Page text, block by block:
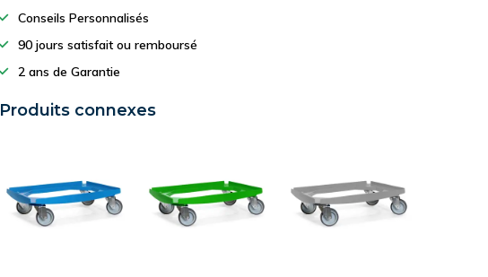
Conseils Personnalisés
90 jours satisfait ou remboursé
2 ans de Garantie
Produits connexes